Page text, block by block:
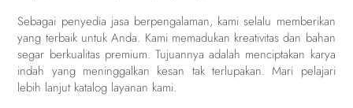
Sebagai penyedia jasa berpengalaman, kami selalu memberikan
yang terbaik untuk Anda. Kami memadukan kreativitas dan bahan
segar berkualitas premium. Tujuannya adalah menciptakan karya
indah yang meninggalkan kesan tak terlupakan. Mari pelajari
lebih lanjut katalog layanan kami.